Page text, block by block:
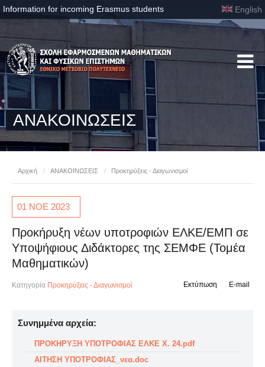
Information for incoming Erasmus students English
ΑΝΑΚΟΙΝΩΣΕΙΣ
Αρχική / ΑΝΑΚΟΙΝΩΣΕΙΣ / Προκηρύξεις - Διαγωνισμοί
01 ΝΟΕ 2023
Προκήρυξη νέων υποτροφιών ΕΛΚΕ/ΕΜΠ σε
Υποψήφιους Διδάκτορες της ΣΕΜΦΕ (Τομέα
Μαθηματικών)
Κατηγορία Προκηρύξεις - Διαγωνισμοί E-mail
Εκτύπωση
Συνημμένα αρχεία:
ΠΡΟΚΗΡΥΞΗ ΥΠΟΤΡΟΦΙΑΣ ΕΛΚΕ Χ. 24.pdf
ΑΙΤΗΣΗ ΥΠΟΤΡΟΦΙΑΣ_νεα.doc